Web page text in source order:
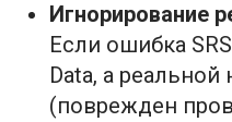
Игнорирование
Если ошибка
Data, а
(поврежден